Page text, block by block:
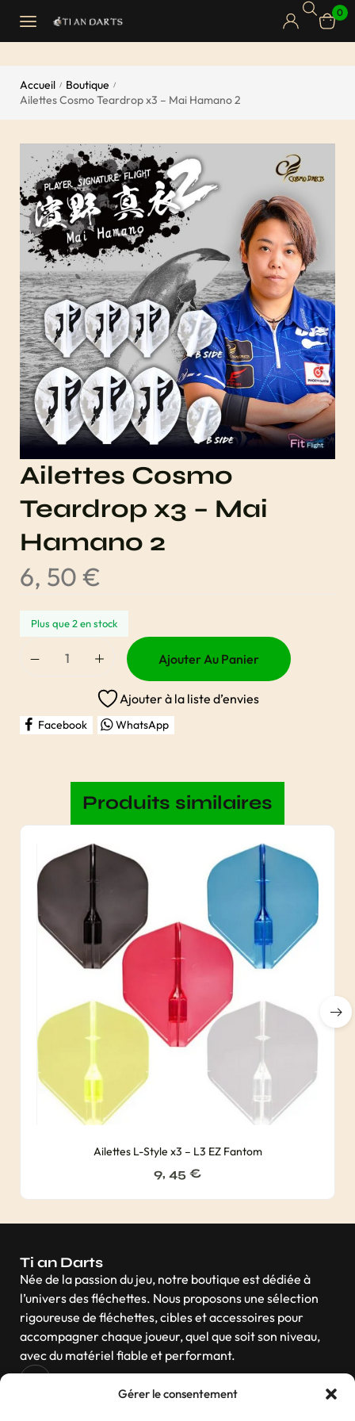
Gérer le consentement
0
Accueil / Boutique /
Ailettes Cosmo Teardrop x3 – Mai Hamano 2
Ailettes Cosmo
Teardrop x3 – Mai
Hamano 2
6, 50 €
Plus que 2 en stock
Ajouter Au Panier
Ajouter à la liste d’envies
Facebook WhatsApp
Produits similaires
Ailettes L-Style x3 – L3 EZ Fantom
9, 45 €
Ti an Darts
Née de la passion du jeu, notre boutique est dédiée à
l’univers des fléchettes. Nous proposons une sélection
rigoureuse de fléchettes, cibles et accessoires pour
accompagner chaque joueur, quel que soit son niveau,
avec du matériel fiable et performant.